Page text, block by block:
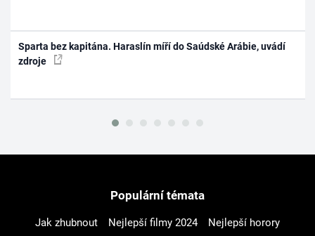
Sparta bez kapitána. Haraslín míří do Saúdské Arábie, uvádí
zdroje
Populární témata
Jak zhubnout Nejlepší filmy 2024
Nejlepší horory